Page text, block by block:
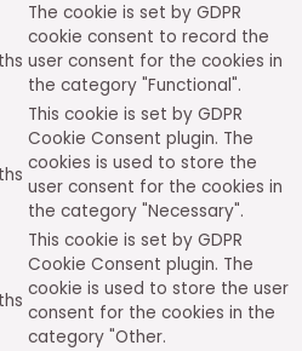
The cookie is set by GDPR
cookie consent to record the
user consent for the cookies in
the category "Functional".
This cookie is set by GDPR
Cookie Consent plugin. The
cookies is used to store the
user consent for the cookies in
the category "Necessary".
This cookie is set by GDPR
Cookie Consent plugin. The
cookie is used to store the user
consent for the cookies in the
category "Other.